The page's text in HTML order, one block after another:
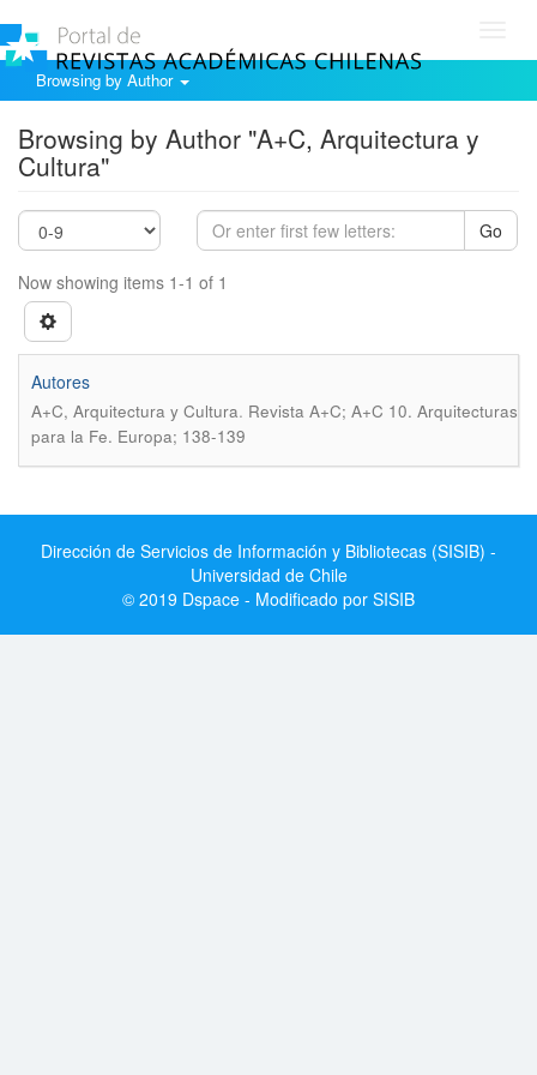
Browsing by Author
Browsing by Author "A+C, Arquitectura y
Cultura"
Go
Now showing items 1-1 of 1
Autores
A+C, Arquitectura y Cultura. Revista A+C; A+C 10. Arquitecturas
para la Fe. Europa; 138-139
Dirección de Servicios de Información y Bibliotecas (SISIB) -
Universidad de Chile
© 2019 Dspace - Modificado por SISIB